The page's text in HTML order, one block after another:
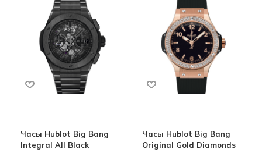
Часы Hublot Big Bang
Integral All Black
Часы Hublot Big Bang
Original Gold Diamonds